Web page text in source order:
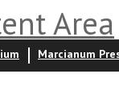
Area
Marcianum